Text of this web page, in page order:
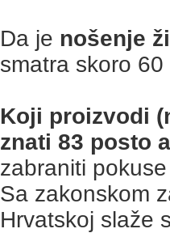
Da je nošenje
smatra skoro
Koji proizvodi
znati 83 posto
zabraniti
Sa zakonskom
Hrvatskoj slaže